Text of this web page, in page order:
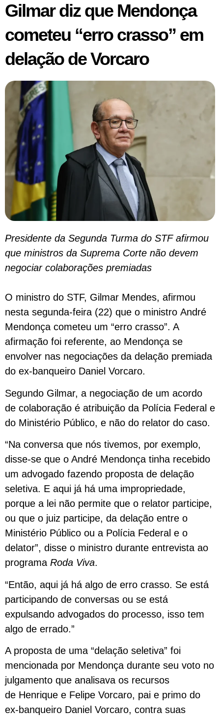
Gilmar diz que Mendonça
cometeu “erro crasso” em
delação de Vorcaro
Presidente da Segunda Turma do STF afirmou
que ministros da Suprema Corte não devem
negociar colaborações premiadas
O ministro do STF, Gilmar Mendes, afirmou
nesta segunda-feira (22) que o ministro André
Mendonça cometeu um “erro crasso”. A
afirmação foi referente, ao Mendonça se
envolver nas negociações da delação premiada
do ex-banqueiro Daniel Vorcaro.
Segundo Gilmar, a negociação de um acordo
de colaboração é atribuição da Polícia Federal e
do Ministério Público, e não do relator do caso.
“Na conversa que nós tivemos, por exemplo,
disse-se que o André Mendonça tinha recebido
um advogado fazendo proposta de delação
seletiva. E aqui já há uma impropriedade,
porque a lei não permite que o relator participe,
ou que o juiz participe, da delação entre o
Ministério Público ou a Polícia Federal e o
delator”, disse o ministro durante entrevista ao
programa Roda Viva.
“Então, aqui já há algo de erro crasso. Se está
participando de conversas ou se está
expulsando advogados do processo, isso tem
algo de errado.”
A proposta de uma “delação seletiva” foi
mencionada por Mendonça durante seu voto no
julgamento que analisava os recursos
de Henrique e Felipe Vorcaro, pai e primo do
ex-banqueiro Daniel Vorcaro, contra suas